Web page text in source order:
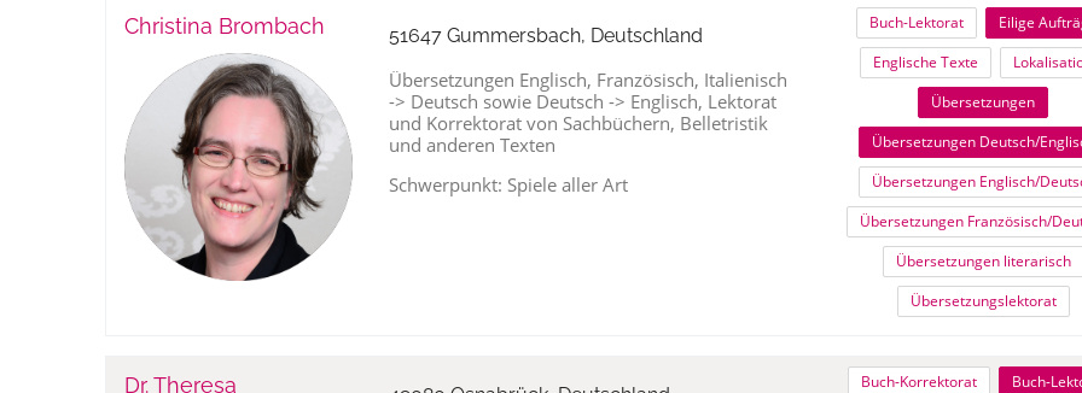
Christina Brombach 51647 Gummersbach, Deutschland
Übersetzungen Englisch, Französisch, Italienisch
-> Deutsch sowie Deutsch -> Englisch, Lektorat
und Korrektorat von Sachbüchern, Belletristik
und anderen Texten
Schwerpunkt: Spiele aller Art
Buch-Lektorat
Eilige
Englische Texte
Übersetzungen
Übersetzungen Deutsch/
Übersetzungen Englisch/
Übersetzungen Französisch/
Übersetzungen literarisch
Übersetzungslektorat
Dr. Theresa
Buch-Korrektorat
Buch-